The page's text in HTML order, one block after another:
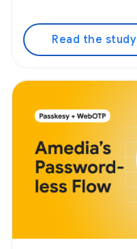
Read the study